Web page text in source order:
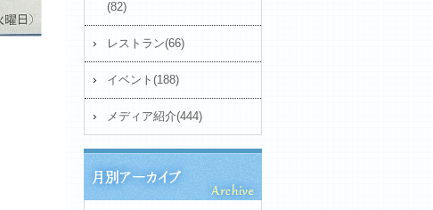
(82)
レストラン(66)
イベント(188)
メディア紹介(444)